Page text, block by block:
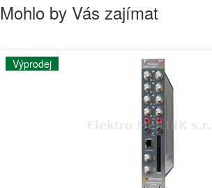
Mohlo by Vás zajímat
Výprodej